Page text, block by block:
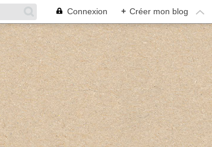
Connexion + Créer mon blog